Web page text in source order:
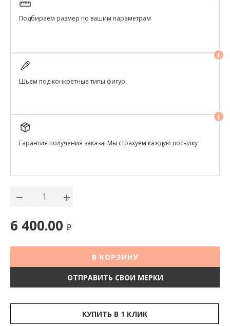
Подбираем размер по вашим параметрам
Шьем под конкретные типы фигур
Гарантия получения заказа! Мы страхуем каждую посылку
6 400.00 ₽
В КОРЗИНУ
ОТПРАВИТЬ СВОИ МЕРКИ
КУПИТЬ В 1 КЛИК